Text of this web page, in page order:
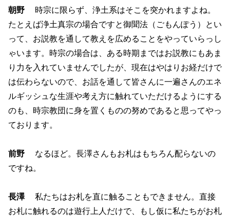
朝野 時宗に限らず、浄土系はそこを突かれますよね。
たとえば浄土真宗の場合ですと御聞法（ごもんぽう）とい
って、お説教を通して教えを広めることをやっていらっし
ゃいます。時宗の場合は、ある時期まではお説教にもあま
り力を入れていませんでしたが、現在はやはりお経だけで
は伝わらないので、お話を通して皆さんに一遍さんのエネ
ルギッシュな生涯や考え方に触れていただけるようにする
のも、時宗教団に身を置くものの努めであると思ってやっ
ております。
前野 なるほど。長澤さんもお札はもちろん配らないの
ですね。
長澤私たちはお札を直に触ることもできません。直接
お札に触れるのは遊行上人だけで、もし仮に私たちがお札